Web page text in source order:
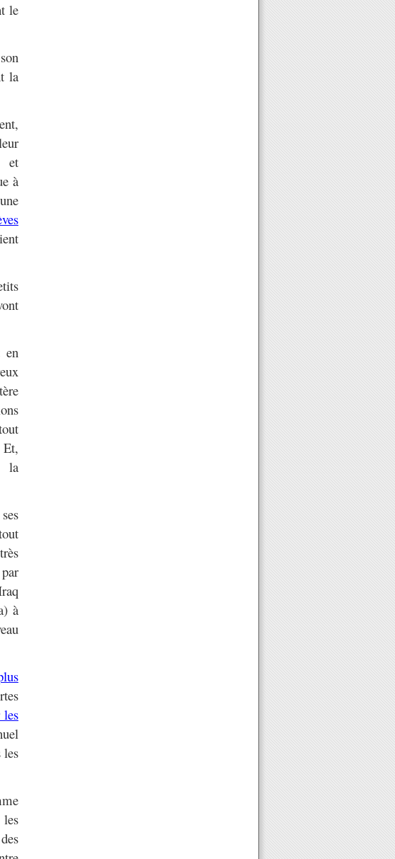
le
la
et
à
en
la
à
les
les